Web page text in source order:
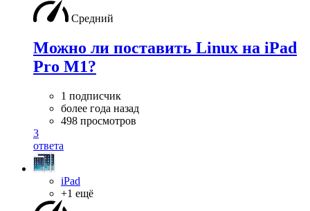
Средний
Можно ли поставить Linux на iPad
Pro M1?
1 подписчик
более года назад
498 просмотров
3
ответа
iPad
+1 ещё